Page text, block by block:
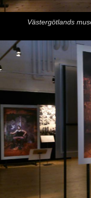
Västergötlands